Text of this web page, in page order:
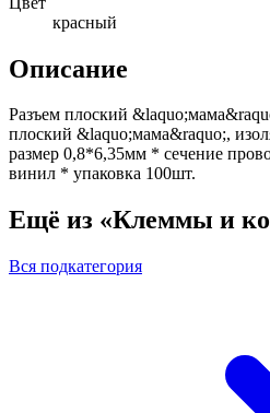
красный
Описание
Разъем плоский
плоский &laquo;мама&raquo;,
размер 0,8*6,35мм * сечение
винил * упаковка 100шт.
Ещё из «Клеммы и
Вся подкатегория